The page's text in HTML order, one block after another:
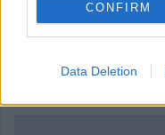
CONFIRM
Data Deletion
Hallgasd meg a
legfrissebb adását!